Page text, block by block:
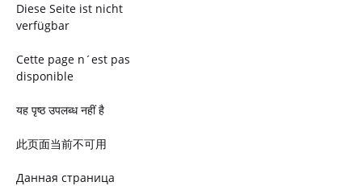
Diese Seite ist nicht
verfügbar
Cette page n´est pas
disponible
यह पृष्ठ उपलब्ध नहीं है
此页面当前不可用
Данная страница